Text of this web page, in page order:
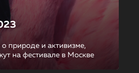
природе и активизме,
на фестивале в Москве